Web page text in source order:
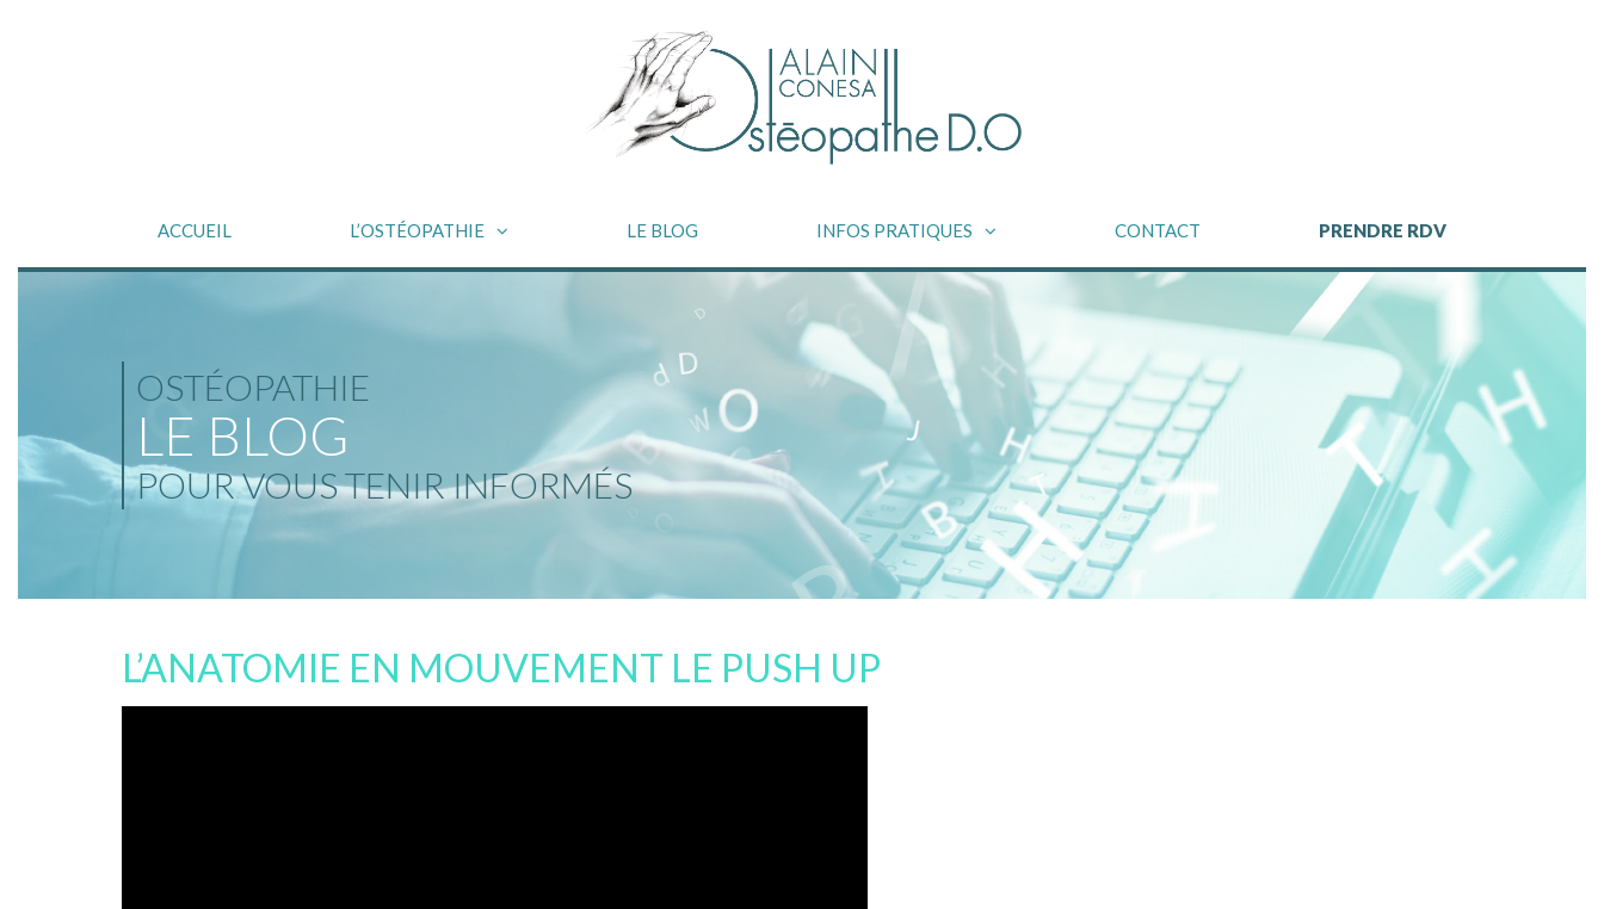
ACCUEIL L’OSTÉOPATHIE LE BLOG INFOS PRATIQUES CONTACT PRENDRE RDV
OSTÉOPATHIE
LE BLOG
POUR VOUS TENIR INFORMÉS
L’ANATOMIE EN MOUVEMENT LE PUSH UP